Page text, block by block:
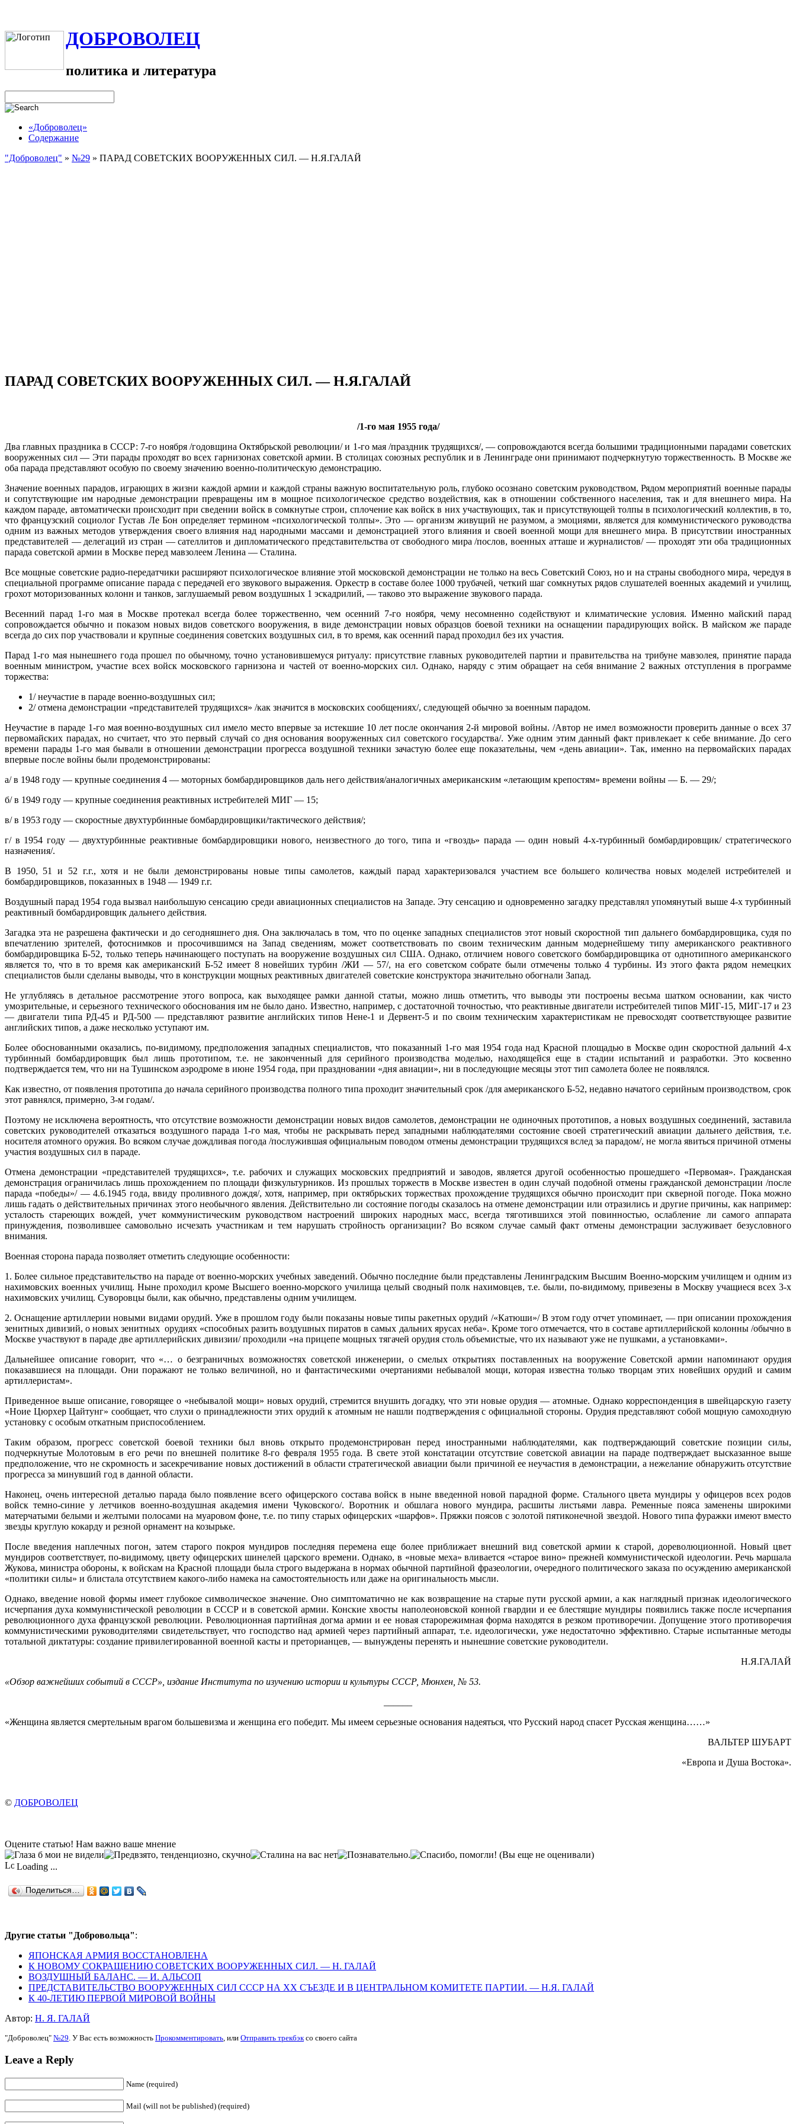
ДОБРОВОЛЕЦ
политика и литература
«Доброволец»
Содержание
"Доброволец" » №29 » ПАРАД СОВЕТСКИХ ВООРУЖЕННЫХ СИЛ. — Н.Я.ГАЛАЙ
ПАРАД СОВЕТСКИХ ВООРУЖЕННЫХ СИЛ. — Н.Я.ГАЛАЙ
/1-го мая 1955 года/
Два главных праздника в СССР: 7-го ноября /годовщина Октябрьской революции/ и 1-го мая /праздник трудящихся/, — сопровождаются всегда большими традиционными парадами советских
вооруженных сил — Эти парады проходят во всех гарнизонах советской армии. В столицах союзных республик и в Ленинграде они принимают подчеркнутую торжественность. В Москве же
оба парада представляют особую по своему значению военно-политическую демонстрацию.
Значение военных парадов, играющих в жизни каждой армии и каждой страны важную воспитательную роль, глубоко осознано советским руководством, Рядом мероприятий военные парады
и сопутствующие им народные демонстрации превращены им в мощное психологическое средство воздействия, как в отношении собственного населения, так и для внешнего мира. На
каждом параде, автоматически происходит при сведении войск в сомкнутые строи, сплочение как войск в них участвующих, так и присутствующей толпы в психологический коллектив, в то,
что французский социолог Густав Ле Бон определяет термином «психологической толпы». Это — организм живущий не разумом, а эмоциями, является для коммунистического руководства
одним из важных методов утверждения своего влияния над народными массами и демонстрацией этого влияния и своей военной мощи для внешнего мира. В присутствии иностранных
представителей — делегаций из стран — сателлитов и дипломатического представительства от свободного мира /послов, военных атташе и журналистов/ — проходят эти оба традиционных
парада советской армии в Москве перед мавзолеем Ленина — Сталина.
Все мощные советские радио-передатчики расширяют психологическое влияние этой московской демонстрации не только на весь Советский Союз, но и на страны свободного мира, чередуя в
специальной программе описание парада с передачей его звукового выражения. Оркестр в составе более 1000 трубачей, четкий шаг сомкнутых рядов слушателей военных академий и училищ,
грохот моторизованных колонн и танков, заглушаемый ревом воздушных 1 эскадрилий, — таково это выражение звукового парада.
Весенний парад 1-го мая в Москве протекал всегда более торжественно, чем осенний 7-го ноября, чему несомненно содействуют и климатические условия. Именно майский парад
сопровождается обычно и показом новых видов советского вооружения, в виде демонстрации новых образцов боевой техники на оснащении парадирующих войск. В майском же параде
всегда до сих пор участвовали и крупные соединения советских воздушных сил, в то время, как осенний парад проходил без их участия.
Парад 1-го мая нынешнего года прошел по обычному, точно установившемуся ритуалу: присутствие главных руководителей партии и правительства на трибуне мавзолея, принятие парада
военным министром, участие всех войск московского гарнизона и частей от военно-морских сил. Однако, наряду с этим обращает на себя внимание 2 важных отступления в программе
торжества:
1/ неучастие в параде военно-воздушных сил;
2/ отмена демонстрации «представителей трудящихся» /как значится в московских сообщениях/, следующей обычно за военным парадом.
Неучастие в параде 1-го мая военно-воздушных сил имело место впервые за истекшие 10 лет после окончания 2-й мировой войны. /Автор не имел возможности проверить данные о всех 37
первомайских парадах, но считает, что это первый случай со дня основания вооруженных сил советского государства/. Уже одним этим данный факт привлекает к себе внимание. До сего
времени парады 1-го мая бывали в отношении демонстрации прогресса воздушной техники зачастую более еще показательны, чем «день авиации». Так, именно на первомайских парадах
впервые после войны были продемонстрированы:
а/ в 1948 году — крупные соединения 4 — моторных бомбардировщиков даль него действия/аналогичных американским «летающим крепостям» времени войны — Б. — 29/;
б/ в 1949 году — крупные соединения реактивных истребителей МИГ — 15;
в/ в 1953 году — скоростные двухтурбинные бомбардировщики/тактического действия/;
г/ в 1954 году — двухтурбинные реактивные бомбардировщики нового, неизвестного до того, типа и «гвоздь» парада — один новый 4-х-турбинный бомбардировщик/ стратегического
назначения/.
В 1950, 51 и 52 г.г., хотя и не были демонстрированы новые типы самолетов, каждый парад характеризовался участием все большего количества новых моделей истребителей и
бомбардировщиков, показанных в 1948 — 1949 г.г.
Воздушный парад 1954 года вызвал наибольшую сенсацию среди авиационных специалистов на Западе. Эту сенсацию и одновременно загадку представлял упомянутый выше 4-х турбинный
реактивный бомбардировщик дальнего действия.
Загадка эта не разрешена фактически и до сегодняшнего дня. Она заключалась в том, что по оценке западных специалистов этот новый скоростной тип дальнего бомбардировщика, судя по
впечатлению зрителей, фотоснимков и просочившимся на Запад сведениям, может соответствовать по своим техническим данным модернейшему типу американского реактивного
бомбардировщика Б-52, только теперь начинающего поступать на вооружение воздушных сил США. Однако, отличием нового советского бомбардировщика от однотипного американского
является то, что в то время как американский Б-52 имеет 8 новейших турбин /ЖИ — 57/, на его советском собрате были отмечены только 4 турбины. Из этого факта рядом немецких
специалистов были сделаны выводы, что в конструкции мощных реактивных двигателей советские конструктора значительно обогнали Запад.
Не углубляясь в детальное рассмотрение этого вопроса, как выходящее рамки данной статьи, можно лишь отметить, что выводы эти построены весьма шатком основании, как чисто
умозрительные, и серьезного технического обоснования им не было дано. Известно, например, с достаточной точностью, что реактивные двигатели истребителей типов МИГ-15, МИГ-17 и 23
— двигатели типа РД-45 и РД-500 — представляют развитие английских типов Нене-1 и Дервент-5 и по своим техническим характеристикам не превосходят соответствующее развитие
английских типов, а даже несколько уступают им.
Более обоснованными оказались, по-видимому, предположения западных специалистов, что показанный 1-го мая 1954 года над Красной площадью в Москве один скоростной дальний 4-х
турбинный бомбардировщик был лишь прототипом, т.е. не законченный для серийного производства моделью, находящейся еще в стадии испытаний и разработки. Это косвенно
подтверждается тем, что ни на Тушинском аэродроме в июне 1954 года, при праздновании «дня авиации», ни в последующие месяцы этот тип самолета более не появлялся.
Как известно, от появления прототипа до начала серийного производства полного типа проходит значительный срок /для американского Б-52, недавно начатого серийным производством, срок
этот равнялся, примерно, 3-м годам/.
Поэтому не исключена вероятность, что отсутствие возможности демонстрации новых видов самолетов, демонстрации не одиночных прототипов, а новых воздушных соединений, заставила
советских руководителей отказаться воздушного парада 1-го мая, чтобы не раскрывать перед западными наблюдателями состояние своей стратегический авиации дальнего действия, т.е.
носителя атомного оружия. Во всяком случае дождливая погода /послужившая официальным поводом отмены демонстрации трудящихся вслед за парадом/, не могла явиться причиной отмены
участия воздушных сил в параде.
Отмена демонстрации «представителей трудящихся», т.е. рабочих и служащих московских предприятий и заводов, является другой особенностью прошедшего «Первомая». Гражданская
демонстрация ограничилась лишь прохождением по площади физкультурников. Из прошлых торжеств в Москве известен в один случай подобной отмены гражданской демонстрации /после
парада «победы»/ — 4.6.1945 года, ввиду проливного дождя/, хотя, например, при октябрьских торжествах прохождение трудящихся обычно происходит при скверной погоде. Пока можно
лишь гадать о действительных причинах этого необычного явления. Действительно ли состояние погоды сказалось на отмене демонстрации или отразились и другие причины, как например:
усталость стареющих вождей, учет коммунистическим руководством настроений широких народных масс, всегда тяготившихся этой повинностью, ослабление ли самого аппарата
принуждения, позволившее самовольно исчезать участникам и тем нарушать стройность организации? Во всяком случае самый факт отмены демонстрации заслуживает безусловного
внимания.
Военная сторона парада позволяет отметить следующие особенности:
1. Более сильное представительство на параде от военно-морских учебных заведений. Обычно последние были представлены Ленинградским Высшим Военно-морским училищем и одним из
нахимовских военных училищ. Ныне проходил кроме Высшего военно-морского училища целый сводный полк нахимовцев, т.е. были, по-видимому, привезены в Москву учащиеся всех 3-х
нахимовских училищ. Суворовцы были, как обычно, представлены одним училищем.
2. Оснащение артиллерии новыми видами орудий. Уже в прошлом году были показаны новые типы ракетных орудий /«Катюши»/ В этом году отчет упоминает, — при описании прохождения
зенитных дивизий, о новых зенитных орудиях «способных разить воздушных пиратов в самых дальних ярусах неба». Кроме того отмечается, что в составе артиллерийской колонны /обычно в
Москве участвуют в параде две артиллерийских дивизии/ проходили «на прицепе мощных тягачей орудия столь объемистые, что их называют уже не пушками, а установками».
Дальнейшее описание говорит, что «… о безграничных возможностях советской инженерии, о смелых открытиях поставленных на вооружение Советской армии напоминают орудия
показавшиеся на площади. Они поражают не только величиной, но и фантастическими очертаниями небывалой мощи, которая известна только творцам этих новейших орудий и самим
артиллеристам».
Приведенное выше описание, говорящее о «небывалой мощи» новых орудий, стремится внушить догадку, что эти новые орудия — атомные. Однако корреспонденция в швейцарскую газету
«Ноие Цюрхер Цайтунг» сообщает, что слухи о принадлежности этих орудий к атомным не нашли подтверждения с официальной стороны. Орудия представляют собой мощную самоходную
установку с особым откатным приспособлением.
Таким образом, прогресс советской боевой техники был вновь открыто продемонстрирован перед иностранными наблюдателями, как подтверждающий советские позиции силы,
подчеркнутые Молотовым в его речи по внешней политике 8-го февраля 1955 года. В свете этой констатации отсутствие советской авиации на параде подтверждает высказанное выше
предположение, что не скромность и засекречивание новых достижений в области стратегической авиации были причиной ее неучастия в демонстрации, а нежелание обнаружить отсутствие
прогресса за минувший год в данной области.
Наконец, очень интересной деталью парада было появление всего офицерского состава войск в ныне введенной новой парадной форме. Стального цвета мундиры у офицеров всех родов
войск темно-синие у летчиков военно-воздушная академия имени Чуковского/. Воротник и обшлага нового мундира, расшиты листьями лавра. Ременные пояса заменены широкими
матерчатыми белыми и желтыми полосами на муаровом фоне, т.е. по типу старых офицерских «шарфов». Пряжки поясов с золотой пятиконечной звездой. Нового типа фуражки имеют вместо
звезды круглую кокарду и резной орнамент на козырьке.
После введения наплечных погон, затем старого покроя мундиров последняя перемена еще более приближает внешний вид советской армии к старой, дореволюционной. Новый цвет
мундиров соответствует, по-видимому, цвету офицерских шинелей царского времени. Однако, в «новые меха» вливается «старое вино» прежней коммунистической идеологии. Речь маршала
Жукова, министра обороны, к войскам на Красной площади была строго выдержана в нормах обычной партийной фразеологии, очередного политического заказа по осуждению американской
«политики силы» и блистала отсутствием какого-либо намека на самостоятельность или даже на оригинальность мысли.
Однако, введение новой формы имеет глубокое символическое значение. Оно симптоматично не как возвращение на старые пути русской армии, а как наглядный признак идеологического
исчерпания духа коммунистической революции в СССР и в советской армии. Конские хвосты наполеоновской конной гвардии и ее блестящие мундиры появились также после исчерпания
революционного духа французской революции. Революционная партийная догма армии и ее новая старорежимная форма находятся в резком противоречии. Допущение этого противоречия
коммунистическими руководителями свидетельствует, что господство над армией через партийный аппарат, т.е. идеологически, уже недостаточно эффективно. Старые испытанные методы
тотальной диктатуры: создание привилегированной военной касты и преторианцев, — вынуждены перенять и нынешние советские руководители.
Н.Я.ГАЛАЙ
«Обзор важнейших событий в СССР», издание Института по изучению истории и культуры СССР, Мюнхен, № 53.
«Женщина является смертельным врагом большевизма и женщина его победит. Мы имеем серьезные основания надеяться, что Русский народ спасет Русская женщина……»
ВАЛЬТЕР ШУБАРТ
«Европа и Душа Востока».
© ДОБРОВОЛЕЦ
Оцените статью! Нам важно ваше мнение
(Вы еще не оценивали)
Loading ...
Поделиться…
Другие статьи "Добровольца":
ЯПОНСКАЯ АРМИЯ ВОССТАНОВЛЕНА
К НОВОМУ СОКРАЩЕНИЮ СОВЕТСКИХ ВООРУЖЕННЫХ СИЛ. — H. ГАЛАЙ
ВОЗДУШНЫЙ БАЛАНС. — И. АЛЬСОП
ПРЕДСТАВИТЕЛЬСТВО ВООРУЖЕННЫХ СИЛ СССР НА XX СЪЕЗДЕ И В ЦЕНТРАЛЬНОМ КОМИТЕТЕ ПАРТИИ. — Н.Я. ГАЛАЙ
К 40-ЛЕТИЮ ПЕРВОЙ МИРОВОЙ ВОЙНЫ
Автор: Н. Я. ГАЛАЙ
"Доброволец" №29 . У Вас есть возможность Прокомментировать , или Отправить трекбэк со своего сайта
Leave a Reply
Name (required)
Mail (will not be published) (required)